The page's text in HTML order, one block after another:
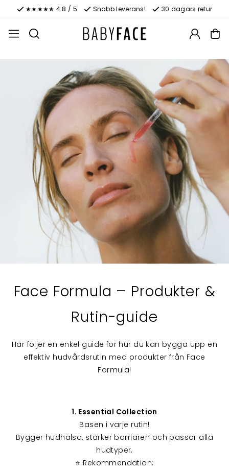
★★★★★ 4.8 / 5 Snabb leverans! 30 dagars retur
Face Formula – Produkter &
Rutin-guide
Här följer en enkel guide för hur du kan bygga upp en
effektiv hudvårdsrutin med produkter från Face
Formula!
1. Essential Collection
Basen i varje rutin!
Bygger hudhälsa, stärker barriären och passar alla
hudtyper.
⭐ Rekommendation: